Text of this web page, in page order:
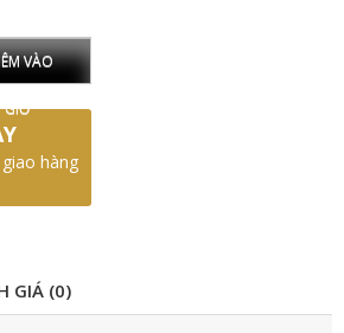
VÀO
GIỎ
hàng
GIÁ (0)